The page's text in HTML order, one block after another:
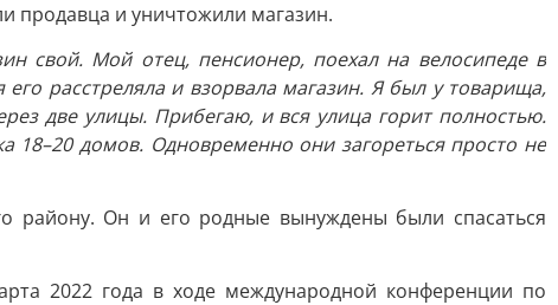
продавца и уничтожили магазин.
свой. Мой отец, пенсионер, поехал на велосипеде в
расстреляла и взорвала магазин. Я был у товарища,
две улицы. Прибегаю, и вся улица горит полностью.
18–20 домов. Одновременно они загореться просто не
району. Он и его родные вынуждены были спасаться
2022 года в ходе международной конференции по